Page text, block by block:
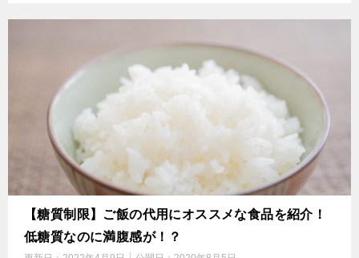
【糖質制限】ご飯の代用にオススメな食品を紹介！
低糖質なのに満腹感が！？